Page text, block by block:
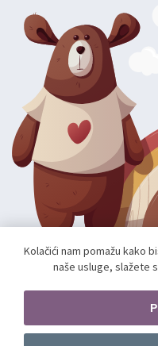
Kolačići nam pomažu kako
naše usluge, slažete